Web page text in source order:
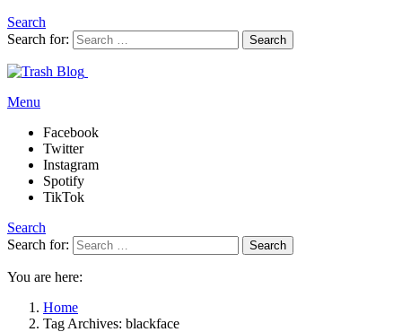
Search
Search for:
Search
Menu
Facebook
Twitter
Instagram
Spotify
TikTok
Search
Search for:
Search
You are here:
Home
Tag Archives: blackface